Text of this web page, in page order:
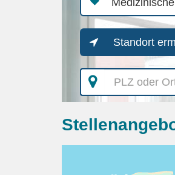
Kategorie
Standort
PLZ
oder
Ort